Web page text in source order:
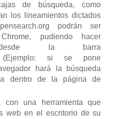
de búsqueda, como
los lineamientos dictados
podrán ser
pudiendo hacer
desde la barra
(Ejemplo: si se pone
hará la búsqueda
dentro de la página de
con una herramienta que
web en el escritorio de su